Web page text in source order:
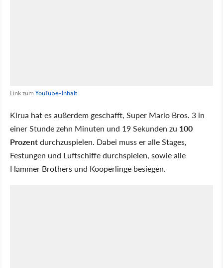
Link zum YouTube-Inhalt
Kirua hat es außerdem geschafft, Super Mario Bros. 3 in
einer Stunde zehn Minuten und 19 Sekunden zu 100
Prozentdurchzuspielen. Dabei muss er alle Stages,
Festungen und Luftschiffe durchspielen, sowie alle
Hammer Brothers und Kooperlinge besiegen.